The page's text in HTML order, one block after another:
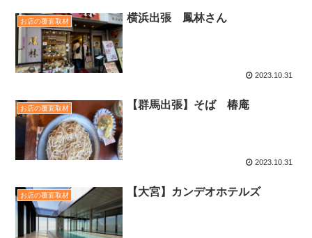
お店の覆面取材 横浜出張 鳳林さん
2023.10.31
お店の覆面取材 【群馬出張】そば 椿庵
2023.10.31
お店の覆面取材 【大宮】カンデオホテルズ